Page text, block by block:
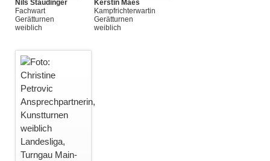
Nils Staudinger
Fachwart
Gerätturnen
weiblich
Kerstin Maes
Kampfrichterwartin
Gerätturnen
weiblich